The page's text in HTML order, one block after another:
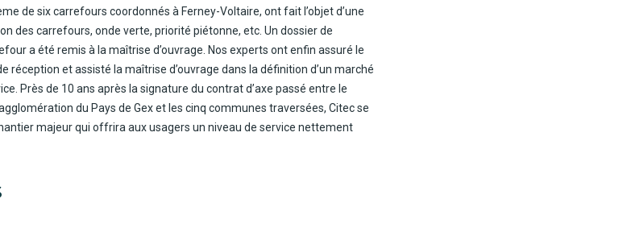
de six carrefours coordonnés à Ferney-Voltaire, ont fait l’objet d’une
des carrefours, onde verte, priorité piétonne, etc. Un dossier de
a été remis à la maîtrise d’ouvrage. Nos experts ont enfin assuré le
réception et assisté la maîtrise d’ouvrage dans la définition d’un marché
Près de 10 ans après la signature du contrat d’axe passé entre le
du Pays de Gex et les cinq communes traversées, Citec se
majeur qui offrira aux usagers un niveau de service nettement